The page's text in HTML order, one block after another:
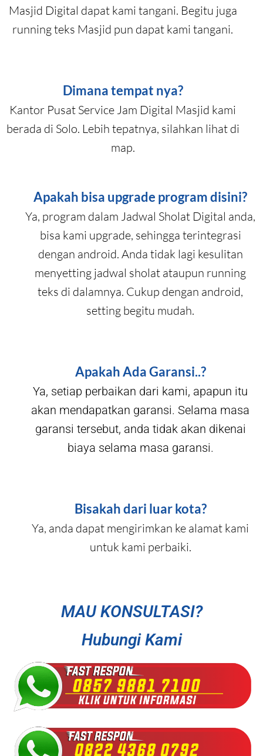
Masjid Digital dapat kami tangani. Begitu juga
running teks Masjid pun dapat kami tangani.
Dimana tempat nya?
Kantor Pusat Service Jam Digital Masjid kami
berada di Solo. Lebih tepatnya, silahkan lihat di
map.
Apakah bisa upgrade program disini?
Ya, program dalam Jadwal Sholat Digital anda,
bisa kami upgrade, sehingga terintegrasi
dengan android. Anda tidak lagi kesulitan
menyetting jadwal sholat ataupun running
teks di dalamnya. Cukup dengan android,
setting begitu mudah.
Apakah Ada Garansi..?
Ya, setiap perbaikan dari kami, apapun itu
akan mendapatkan garansi. Selama masa
garansi tersebut, anda tidak akan dikenai
biaya selama masa garansi.
Bisakah dari luar kota?
Ya, anda dapat mengirimkan ke alamat kami
untuk kami perbaiki.
MAU KONSULTASI?
Hubungi Kami